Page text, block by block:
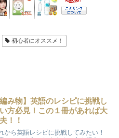
初心者にオススメ！
編み物】英語のレシピに挑戦し
方必見！この１冊があれば大
！！
から英語レシピに挑戦してみたい！